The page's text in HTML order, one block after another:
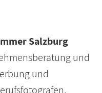
Salzburg
und
und